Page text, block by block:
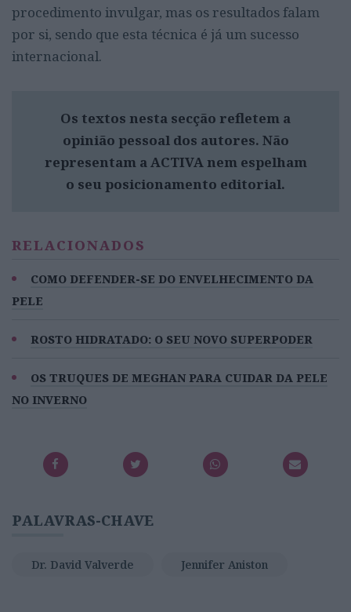
procedimento invulgar, mas os resultados falam
por si, sendo que esta técnica é já um sucesso
internacional.
Os textos nesta secção refletem a
opinião pessoal dos autores. Não
representam a ACTIVA nem espelham
o seu posicionamento editorial.
RELACIONADOS
COMO DEFENDER-SE DO ENVELHECIMENTO DA
PELE
ROSTO HIDRATADO: O SEU NOVO SUPERPODER
OS TRUQUES DE MEGHAN PARA CUIDAR DA PELE
NO INVERNO
PALAVRAS-CHAVE
Dr. David Valverde Jennifer Aniston